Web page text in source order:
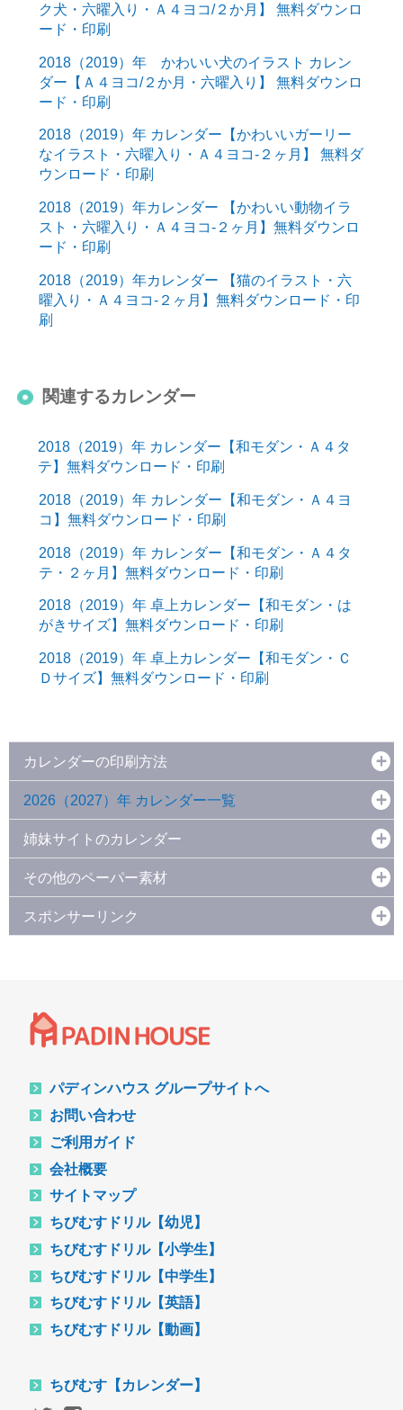
ク犬・六曜入り・Ａ４ヨコ/２か月】 無料ダウンロ
ード・印刷
2018（2019）年 かわいい犬のイラスト カレン
ダー【Ａ４ヨコ/２か月・六曜入り】 無料ダウンロ
ード・印刷
2018（2019）年 カレンダー【かわいいガーリー
なイラスト・六曜入り・Ａ４ヨコ-２ヶ月】 無料ダ
ウンロード・印刷
2018（2019）年カレンダー 【かわいい動物イラ
スト・六曜入り・Ａ４ヨコ-２ヶ月】無料ダウンロ
ード・印刷
2018（2019）年カレンダー 【猫のイラスト・六
曜入り・Ａ４ヨコ-２ヶ月】無料ダウンロード・印
刷
関連するカレンダー
2018（2019）年 カレンダー【和モダン・Ａ４タ
テ】無料ダウンロード・印刷
2018（2019）年 カレンダー【和モダン・Ａ４ヨ
コ】無料ダウンロード・印刷
2018（2019）年 カレンダー【和モダン・Ａ４タ
テ・２ヶ月】無料ダウンロード・印刷
2018（2019）年 卓上カレンダー【和モダン・は
がきサイズ】無料ダウンロード・印刷
2018（2019）年 卓上カレンダー【和モダン・Ｃ
Ｄサイズ】無料ダウンロード・印刷
カレンダーの印刷方法
2026（2027）年 カレンダー一覧
姉妹サイトのカレンダー
その他のペーパー素材
スポンサーリンク
パディンハウス グループサイトへ
お問い合わせ
ご利用ガイド
会社概要
サイトマップ
ちびむすドリル【幼児】
ちびむすドリル【小学生】
ちびむすドリル【中学生】
ちびむすドリル【英語】
ちびむすドリル【動画】
ちびむす【カレンダー】